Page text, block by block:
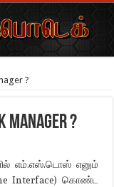
?
?
எம்.எஸ்.டொஸ் எனும்
Interface) கொண்ட